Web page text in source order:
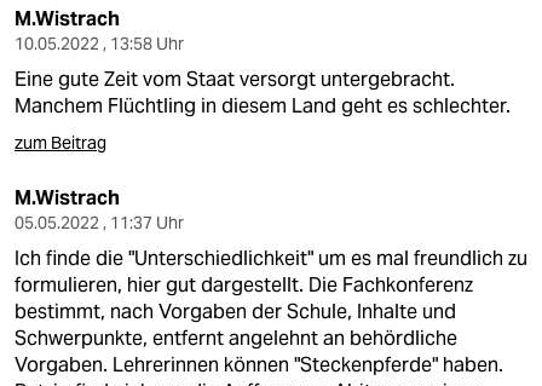
M.Wistrach
10.05.2022 , 13:58 Uhr
Eine gute Zeit vom Staat versorgt untergebracht.
Manchem Flüchtling in diesem Land geht es schlechter.
zum Beitrag
M.Wistrach
05.05.2022 , 11:37 Uhr
Ich finde die "Unterschiedlichkeit" um es mal freundlich zu
formulieren, hier gut dargestellt. Die Fachkonferenz
bestimmt, nach Vorgaben der Schule, Inhalte und
Schwerpunkte, entfernt angelehnt an behördliche
Vorgaben. Lehrerinnen können "Steckenpferde" haben.